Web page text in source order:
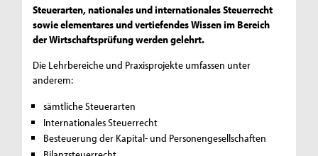
Steuerarten, nationales und internationales Steuerrecht
sowie elementares und vertiefendes Wissen im Bereich
der Wirtschaftsprüfung werden gelehrt.
Die Lehrbereiche und Praxisprojekte umfassen unter
anderem:
sämtliche Steuerarten
Internationales Steuerrecht
Besteuerung der Kapital- und Personengesellschaften